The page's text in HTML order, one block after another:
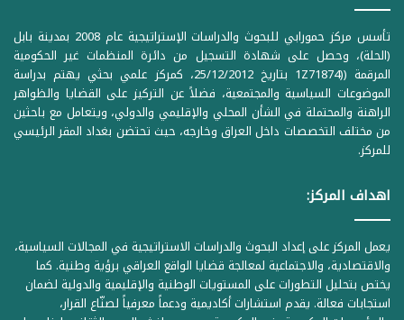
تأسس مركز حمورابي للبحوث والدراسات الإستراتيجية عام 2008 بمدينة بابل
(الحلة)، وحصل على شهادة التسجيل من دائرة المنظمات غير الحكومية
المرقمة ((1Z71874 بتاريخ 25/12/2012، كمركز علمي بحثي يهتم بدراسة
الموضوعات السياسية والمجتمعية، فضلاً عن التركيز على القضايا والظواهر
الراهنة والمحتملة في الشأن المحلي والإقليمي والدولي، ويتعامل مع باحثين
من مختلف التخصصات داخل العراق وخارجه، حيث تحتضن بغداد المقر الرئيسي
للمركز.
اهداف المركز:
يعمل المركز على إعداد البحوث والدراسات الاستراتيجية في المجالات السياسية،
والاقتصادية، والاجتماعية لمعالجة قضايا الواقع العراقي برؤية وطنية. كما
يختص بتحليل التطورات على المستويات الوطنية والإقليمية والدولية لضمان
استجابات فعالة. يقدم استشارات أكاديمية ودعماً معرفياً لصنّاع القرار،